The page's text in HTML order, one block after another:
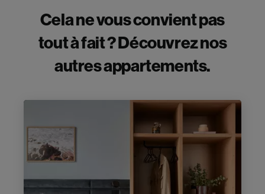
Cela ne vous convient pas
tout à fait ? Découvrez nos
autres appartements.